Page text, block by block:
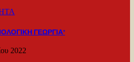
ΓΕΩΡΓΙΑ’
2022